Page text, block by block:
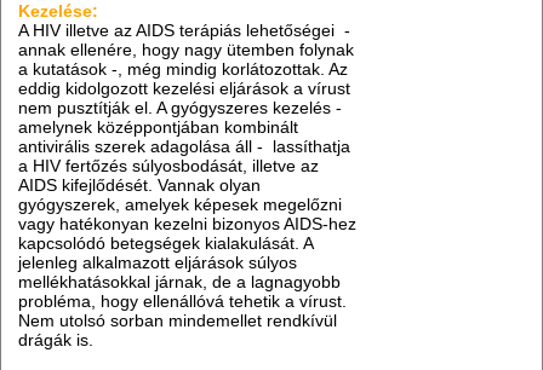
Kezelése:
A HIV illetve az AIDS terápiás lehetőségei -
annak ellenére, hogy nagy ütemben folynak
a kutatások -, még mindig korlátozottak. Az
eddig kidolgozott kezelési eljárások a vírust
nem pusztítják el. A gyógyszeres kezelés -
amelynek középpontjában kombinált
antivirális szerek adagolása áll - lassíthatja
a HIV fertőzés súlyosbodását, illetve az
AIDS kifejlődését. Vannak olyan
gyógyszerek, amelyek képesek megelőzni
vagy hatékonyan kezelni bizonyos AIDS-hez
kapcsolódó betegségek kialakulását. A
jelenleg alkalmazott eljárások súlyos
mellékhatásokkal járnak, de a lagnagyobb
probléma, hogy ellenállóvá tehetik a vírust.
Nem utolsó sorban mindemellet rendkívül
drágák is.